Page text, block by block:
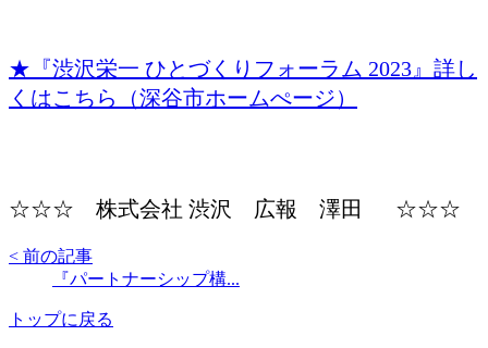
★『渋沢栄一 ひとづくりフォーラム 2023』詳し
くはこちら（深谷市ホームぺージ）
☆☆☆ 株式会社 渋沢 広報 澤田 ☆☆☆
< 前の記事
『パートナーシップ構...
トップに戻る